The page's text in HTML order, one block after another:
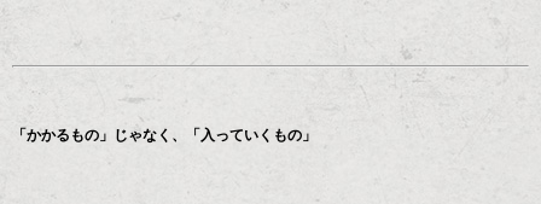
「かかるもの」じゃなく、「入っていくもの」